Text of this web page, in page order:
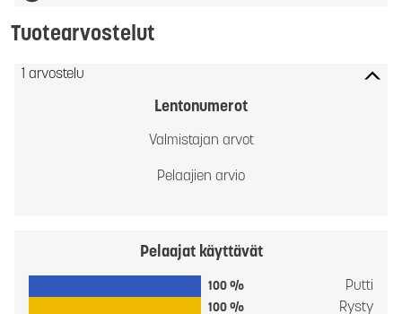
Tuotearvostelut
1 arvostelu
Lentonumerot
Valmistajan arvot
Pelaajien arvio
Pelaajat käyttävät
100 % Putti
100 % Rysty